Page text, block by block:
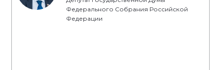
Федерального Собрания Российской
Федерации